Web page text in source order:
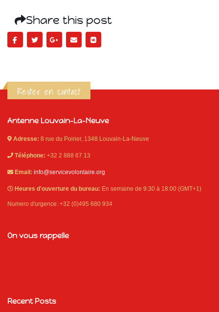
Share this post
Rester en contact
Antenne Louvain-La-Neuve
Adresse: 8 rue du Poirier, 1348 Louvain-La-Neuve
Téléphone: +32 2 888 67 13
Email: info@servicevolontaire.org
Heures d'ouverture du bureau: En semaine de 9:30 à 18:00 (GMT+1)
Numero d'urgence: +32 (0)495 680 934
On vous rappelle
Recent Posts